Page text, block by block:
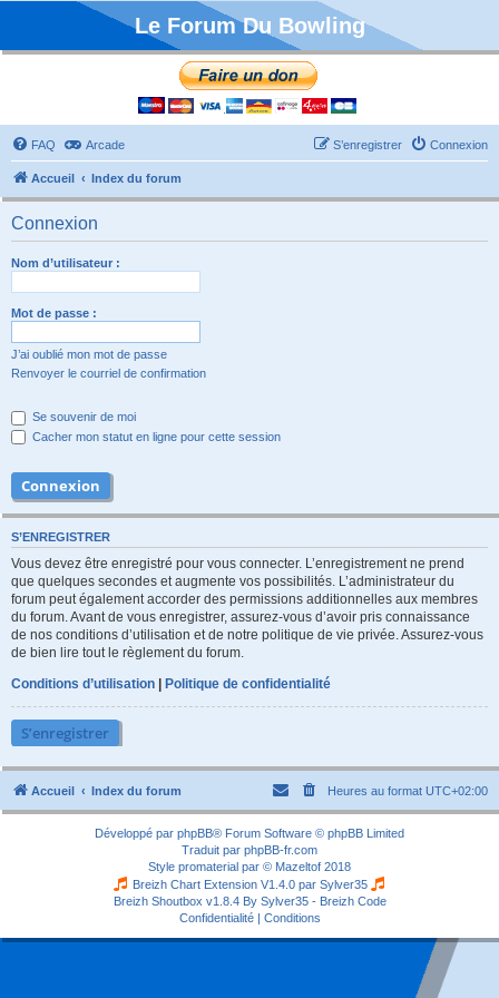
Le Forum Du Bowling
FAQ Arcade Connexion
S’enregistrer
Accueil Index du forum
Connexion
Nom d’utilisateur :
Mot de passe :
J’ai oublié mon mot de passe
Renvoyer le courriel de confirmation
Se souvenir de moi
Cacher mon statut en ligne pour cette session
S’ENREGISTRER
Vous devez être enregistré pour vous connecter. L’enregistrement ne prend
que quelques secondes et augmente vos possibilités. L’administrateur du
forum peut également accorder des permissions additionnelles aux membres
du forum. Avant de vous enregistrer, assurez-vous d’avoir pris connaissance
de nos conditions d’utilisation et de notre politique de vie privée. Assurez-vous
de bien lire tout le règlement du forum.
Conditions d’utilisation | Politique de confidentialité
S’enregistrer
Accueil Index du forum Heures au format UTC+02:00
Développé par phpBB® Forum Software © phpBB Limited
Traduit par phpBB-fr.com
Style promaterial par © Mazeltof 2018
Breizh Chart Extension V1.4.0 par Sylver35
Breizh Shoutbox v1.8.4 By Sylver35 - Breizh Code
Confidentialité| Conditions